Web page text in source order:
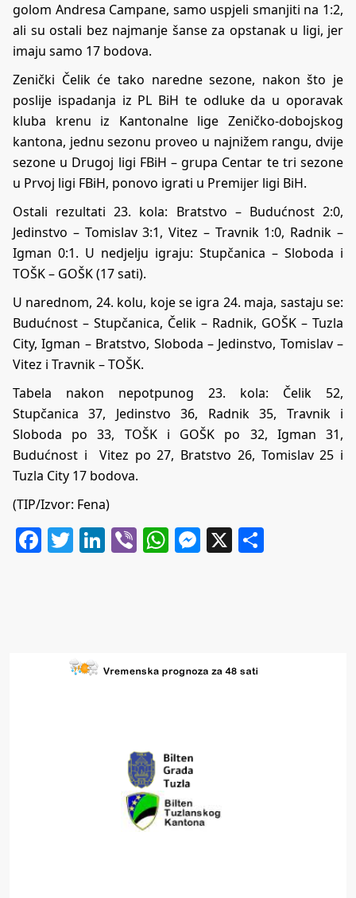
golom Andresa Campane, samo uspjeli smanjiti na 1:2,
ali su ostali bez najmanje šanse za opstanak u ligi, jer
imaju samo 17 bodova.
Zenički Čelik će tako naredne sezone, nakon što je
poslije ispadanja iz PL BiH te odluke da u oporavak
kluba krenu iz Kantonalne lige Zeničko-dobojskog
kantona, jednu sezonu proveo u najnižem rangu, dvije
sezone u Drugoj ligi FBiH – grupa Centar te tri sezone
u Prvoj ligi FBiH, ponovo igrati u Premijer ligi BiH.
Ostali rezultati 23. kola: Bratstvo – Budućnost 2:0,
Jedinstvo – Tomislav 3:1, Vitez – Travnik 1:0, Radnik –
Igman 0:1. U nedjelju igraju: Stupčanica – Sloboda i
TOŠK – GOŠK (17 sati).
U narednom, 24. kolu, koje se igra 24. maja, sastaju se:
Budućnost – Stupčanica, Čelik – Radnik, GOŠK – Tuzla
City, Igman – Bratstvo, Sloboda – Jedinstvo, Tomislav –
Vitez i Travnik – TOŠK.
Tabela nakon nepotpunog 23. kola: Čelik 52,
Stupčanica 37, Jedinstvo 36, Radnik 35, Travnik i
Sloboda po 33, TOŠK i GOŠK po 32, Igman 31,
Budućnost i Vitez po 27, Bratstvo 26, Tomislav 25 i
Tuzla City 17 bodova.
(TIP/Izvor: Fena)
Facebook
Twitter
LinkedIn
ViberWhatsApp
Messenger
X